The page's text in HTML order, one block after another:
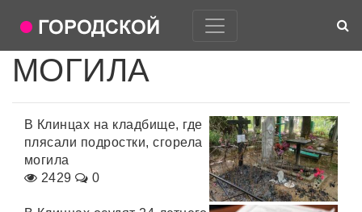
МОГИЛА
В Клинцах на кладбище, где
плясали подростки, сгорела
могила
2429
0